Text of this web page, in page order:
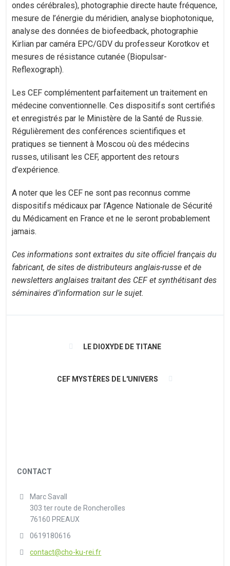
ondes cérébrales), photographie directe haute fréquence,
mesure de l’énergie du méridien, analyse biophotonique,
analyse des données de biofeedback, photographie
Kirlian par caméra EPC/GDV du professeur Korotkov et
mesures de résistance cutanée (Biopulsar-
Reflexograph).
Les CEF complémentent parfaitement un traitement en
médecine conventionnelle. Ces dispositifs sont certifiés
et enregistrés par le Ministère de la Santé de Russie.
Régulièrement des conférences scientifiques et
pratiques se tiennent à Moscou où des médecins
russes, utilisant les CEF, apportent des retours
d’expérience.
A noter que les CEF ne sont pas reconnus comme
dispositifs médicaux par l’Agence Nationale de Sécurité
du Médicament en France et ne le seront probablement
jamais.
Ces informations sont extraites du site officiel français du
fabricant, de sites de distributeurs anglais-russe et de
newsletters anglaises traitant des CEF et synthétisant des
séminaires d’information sur le sujet.
LE DIOXYDE DE TITANE
CEF MYSTÈRES DE L'UNIVERS
CONTACT
Marc Savall
303 ter route de Roncherolles
76160 PREAUX
0619180616
contact@cho-ku-rei.fr